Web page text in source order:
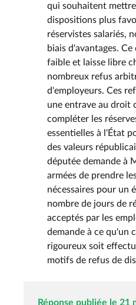
qui souhaitent
dispositions plus
réservistes salariés,
biais d'avantages.
faible et laisse libre
nombreux refus
d'employeurs. Ces
une entrave au droit
compléter les
essentielles à l'État
des valeurs
députée demande à
armées de prendre
nécessaires pour un
nombre de jours de
acceptés par les
demande à ce qu'un
rigoureux soit
motifs de refus de
Réponse publiée le 21